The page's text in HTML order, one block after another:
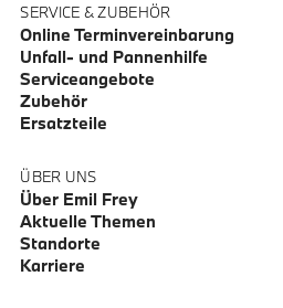
SERVICE & ZUBEHÖR
Online Terminvereinbarung
Unfall- und Pannenhilfe
Serviceangebote
Zubehör
Ersatzteile
ÜBER UNS
Über Emil Frey
Aktuelle Themen
Standorte
Karriere